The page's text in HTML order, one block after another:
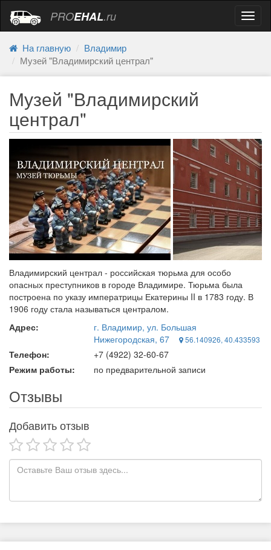
PROEHAL.ru
На главную
Владимир
Музей "Владимирский централ"
Музей "Владимирский
централ"
Владимирский централ - российская тюрьма для особо
опасных преступников в городе Владимире. Тюрьма была
построена по указу императрицы Екатерины II в 1783 году. В
1906 году стала называться централом.
Адрес:
г. Владимир, ул. Большая
Нижегородская, 67
56.140926, 40.433593
Телефон:
+7 (4922) 32-60-67
Режим работы:
по предварительной записи
Отзывы
Добавить отзыв